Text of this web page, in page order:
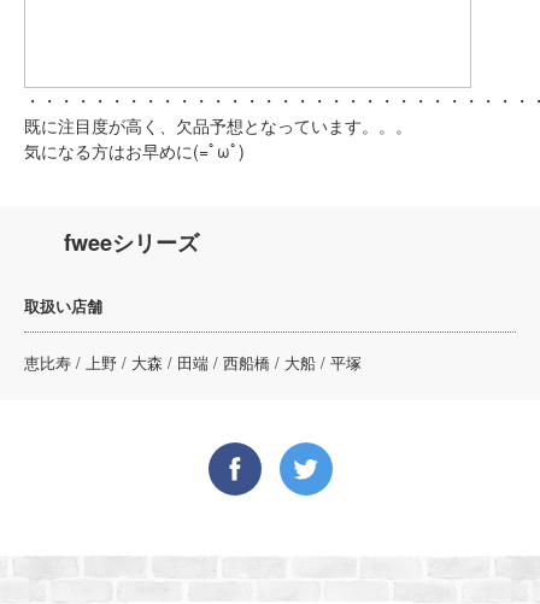
・・・・・・・・・・・・・・・・・・・・・・・・・・・・・・
既に注目度が高く、欠品予想となっています。。。
気になる方はお早めに(=ﾟωﾟ)
fweeシリーズ
取扱い店舗
恵比寿 / 上野 / 大森 / 田端 / 西船橋 / 大船 / 平塚